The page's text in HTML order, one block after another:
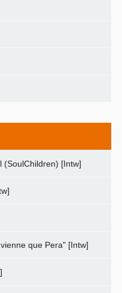
(SoulChildren) [Intw]
que Pera" [Intw]